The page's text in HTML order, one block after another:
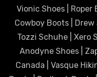
Vionic Shoes
Roper
Cowboy Boots
Drew
Tozzi Schuhe| Xero
Anodyne Shoes
Canada
Vasque